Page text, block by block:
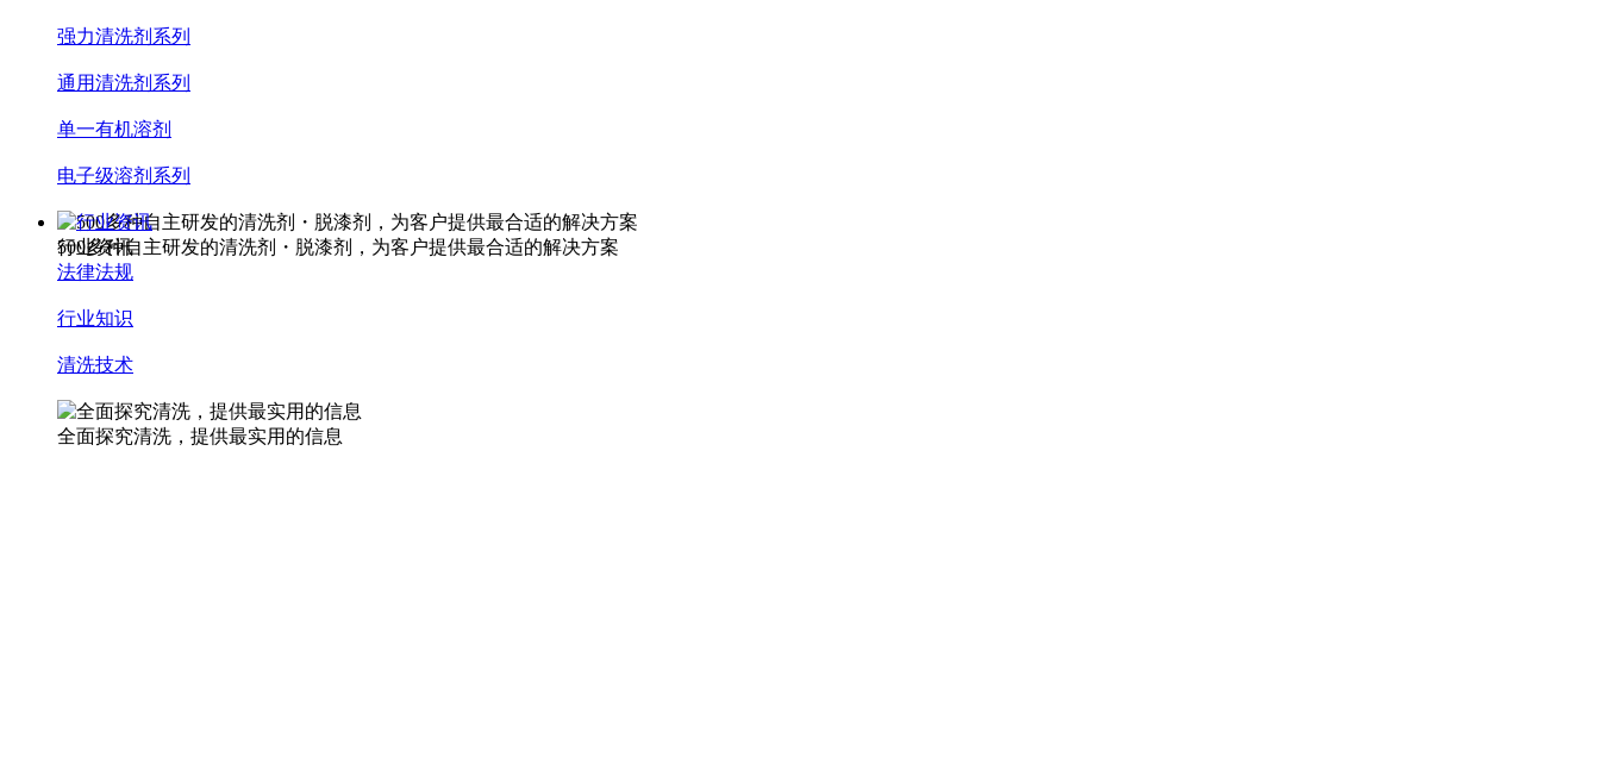
强力清洗剂系列
通用清洗剂系列
单一有机溶剂
电子级溶剂系列
500多种自主研发的清洗剂・脱漆剂，为客户提供最合适的解决方案
行业资讯
行业资讯
法律法规
行业知识
清洗技术
全面探究清洗，提供最实用的信息